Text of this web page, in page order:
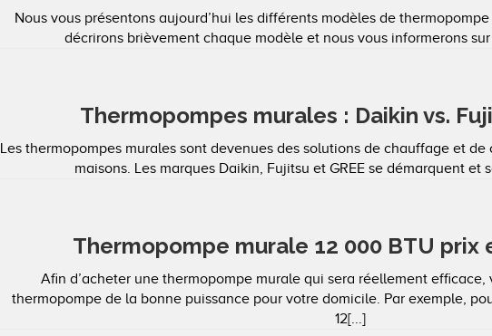
Nous vous présentons aujourd’hui les différents modèles de
décrirons brièvement chaque modèle et nous vous informerons
Thermopompes murales : Daikin vs.
Les thermopompes murales sont devenues des solutions de chauffage et
maisons. Les marques Daikin, Fujitsu et GREE se démarquent et
Thermopompe murale 12 000 BTU prix
Afin d’acheter une thermopompe murale qui sera réellement
thermopompe de la bonne puissance pour votre domicile. Par exemple,
12[...]